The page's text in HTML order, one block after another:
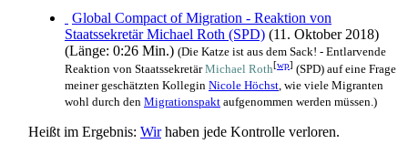
Global Compact of Migration - Reaktion von
Staatssekretär Michael Roth (SPD) (11. Oktober 2018)
(Länge: 0:26 Min.) (Die Katze ist aus dem Sack! - Entlarvende
Reaktion von Staats­sekretärMichael Roth[wp] (SPD) auf eine Frage
meiner geschätzten Kollegin Nicole Höchst, wie viele Migranten
wohl durch den Migrationspakt aufgenommen werden müssen.)
Heißt im Ergebnis: Wirhaben jede Kontrolle verloren.